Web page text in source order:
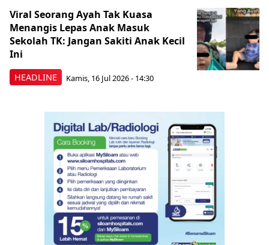
HEADLINE
Viral Seorang Ayah Tak Kuasa
Menangis Lepas Anak Masuk
Sekolah TK: Jangan Sakiti Anak Kecil
Ini
Kamis, 16 Jul 2026 - 14:30